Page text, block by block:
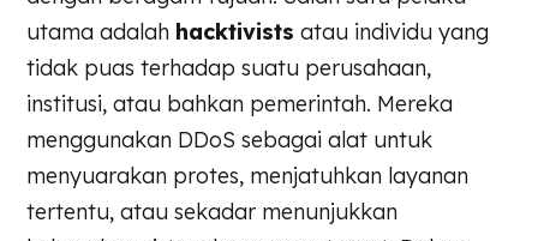
utama adalah hacktivists atau individu yang
tidak puas terhadap suatu perusahaan,
institusi, atau bahkan pemerintah. Mereka
menggunakan DDoS sebagai alat untuk
menyuarakan protes, menjatuhkan layanan
tertentu, atau sekadar menunjukkan